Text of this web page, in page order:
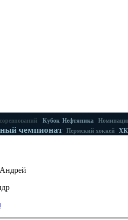
Кубок Нефтяника
чемпионат Пермский хоккей ХК